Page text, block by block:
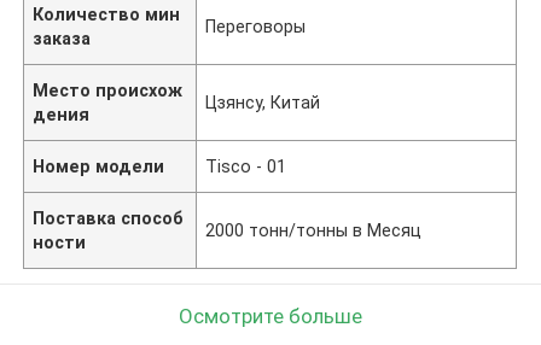
Количество мин
заказа
Переговоры
Место происхож
дения
Цзянсу, Китай
Номер модели Tisco - 01
Поставка способ
ности
2000 тонн/тонны в Месяц
Осмотрите больше